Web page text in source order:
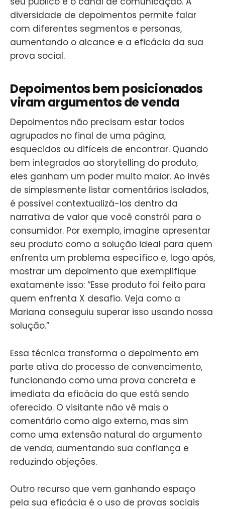
diversidade de depoimentos permite falar
com diferentes segmentos e personas,
aumentando o alcance e a eficácia da sua
prova social.
Depoimentos bem posicionados
viram argumentos de venda
Depoimentos não precisam estar todos
agrupados no final de uma página,
esquecidos ou difíceis de encontrar. Quando
bem integrados ao storytelling do produto,
eles ganham um poder muito maior. Ao invés
de simplesmente listar comentários isolados,
é possível contextualizá-los dentro da
narrativa de valor que você constrói para o
consumidor. Por exemplo, imagine apresentar
seu produto como a solução ideal para quem
enfrenta um problema específico e, logo após,
mostrar um depoimento que exemplifique
exatamente isso: “Esse produto foi feito para
quem enfrenta X desafio. Veja como a
Mariana conseguiu superar isso usando nossa
solução.”
Essa técnica transforma o depoimento em
parte ativa do processo de convencimento,
funcionando como uma prova concreta e
imediata da eficácia do que está sendo
oferecido. O visitante não vê mais o
comentário como algo externo, mas sim
como uma extensão natural do argumento
de venda, aumentando sua confiança e
reduzindo objeções.
Outro recurso que vem ganhando espaço
pela sua eficácia é o uso de provas sociais